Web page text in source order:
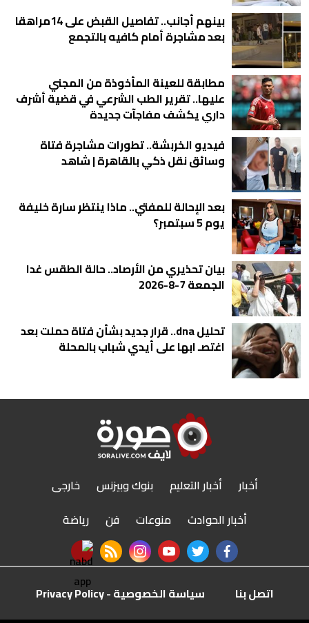
بينهم أجانب.. تفاصيل القبض على 14مراهقا
بعد مشاجرة أمام كافيه بالتجمع
مطابقة للعينة المأخوذة من المجني
عليها.. تقرير الطب الشرعي في قضية أشرف
داري يكشف مفاجآت جديدة
فيديو الخربشة.. تطورات مشاجرة فتاة
وسائق نقل ذكي بالقاهرة | شاهد
بعد الإحالة للمفتي.. ماذا ينتظر سارة خليفة
يوم 5 سبتمبر؟
بيان تحذيري من الأرصاد.. حالة الطقس غدا
الجمعة 7-8-2026
تحليل dna.. قرار جديد بشأن فتاة حملت بعد
اغتصـ ابها على أيدي شباب بالمحلة
أخبار أخبار التعليم بنوك وبيزنس
خارجى
أخبار الحوادث
منوعات فن
رياضة
facebook
twitter
youtube
instagram
rss feed
nabd app
اتصل بنا سياسة الخصوصية - Privacy Policy